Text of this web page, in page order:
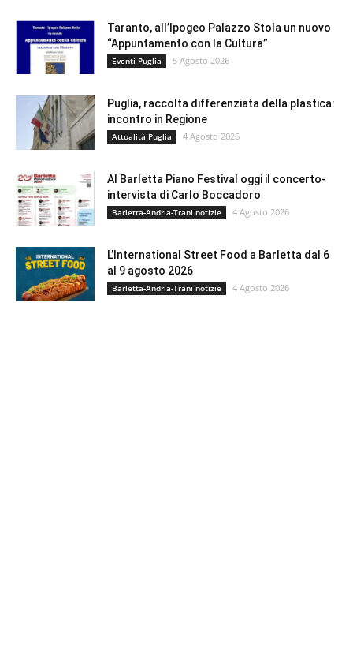
Taranto, all’Ipogeo Palazzo Stola un nuovo
“Appuntamento con la Cultura”
Eventi Puglia 5 Agosto 2026
Puglia, raccolta differenziata della plastica:
incontro in Regione
Attualità Puglia 4 Agosto 2026
Al Barletta Piano Festival oggi il concerto-
intervista di Carlo Boccadoro
Barletta-Andria-Trani notizie 4 Agosto 2026
L’International Street Food a Barletta dal 6
al 9 agosto 2026
Barletta-Andria-Trani notizie 4 Agosto 2026